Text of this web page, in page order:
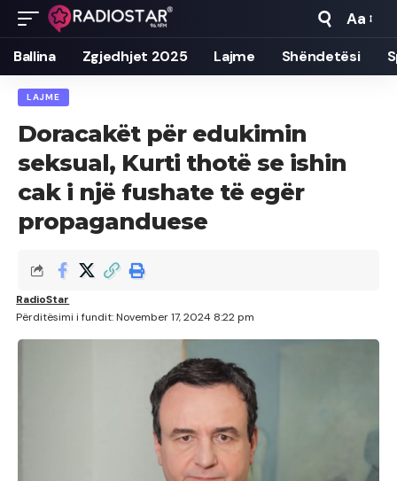
Font
Resizer
Aa
Ballina Zgjedhjet 2025 Lajme Shëndetësi
LAJME
Doracakët për edukimin
seksual, Kurti thotë se ishin
cak i një fushate të egër
propaganduese
Përditësimi i fundit: November 17, 2024 8:22 pm
RadioStar